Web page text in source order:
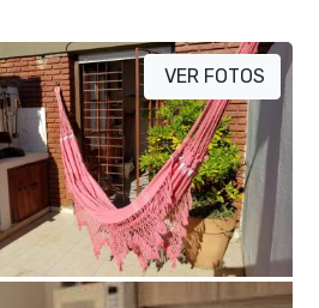
VER FOTOS